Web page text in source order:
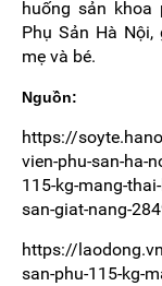
huống sản khoa
Phụ Sản Hà
mẹ và bé.
Nguồn:
https://
vien-phu-san-ha-
115-kg-mang-
san-giat-nang-
https://
san-phu-115-kg-